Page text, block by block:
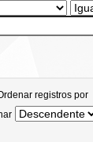
registros por